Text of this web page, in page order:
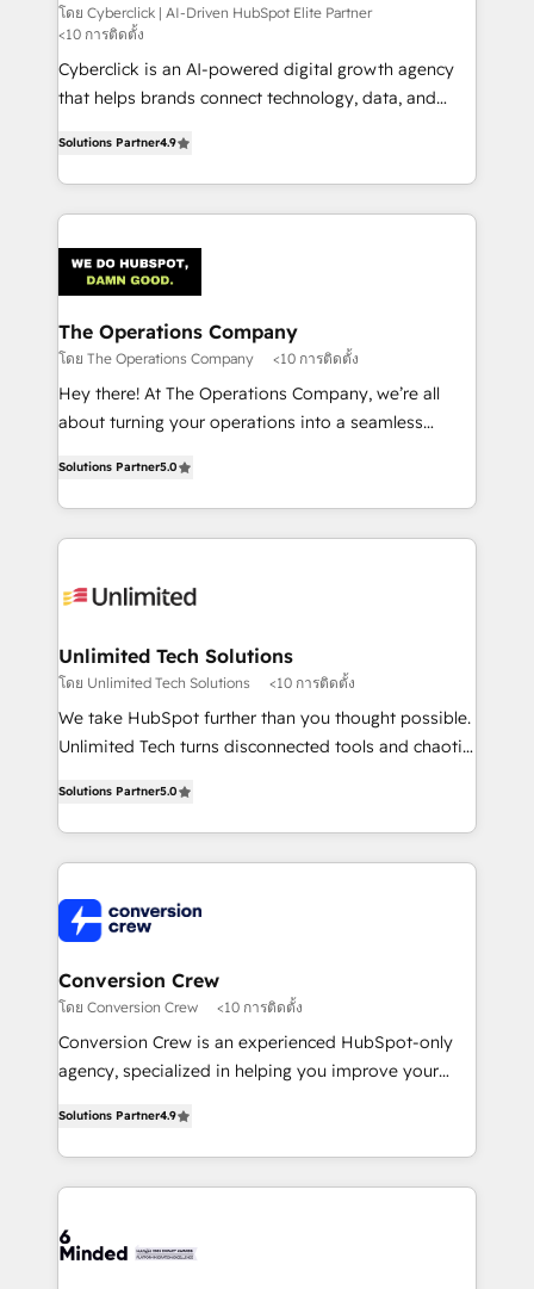
โดย Cyberclick | AI-Driven HubSpot Elite Partner
<10 การติดตั้ง
Cyberclick is an AI-powered digital growth agency
that helps brands connect technology, data, and
Barcelona and operating across Spain, LATAM, and
the UK, we support global companies in building
smarter marketing, sales, and customer success
Iberia (Spain & Portugal), we combine human insight
with intelligent automation to drive sustainable
growth. Our multidisciplinary team designs solutions
that simplify complexity, boost performance, and
turn innovation into real impact. 🌍 Highlights •
HubSpot Partner since 2012 • 2022 EMEA Impact
projects • Clients in 30+ industries • Proprietary
technology for integrations • Multilingual team:
Solutions Partner4.9
The Operations Company
โดย The Operations Company <10 การติดตั้ง
Hey there! At The Operations Company, we’re all
about turning your operations into a seamless
transforming complex systems into efficient,
scalable solutions that work across your entire
organization. We’re a unique blend of deep HubSpot
operational know-how. We know that no two
solutions. Instead, we dive in to understand your
needs, goals, and challenges to deliver solutions that
fit like a glove. We’re committed to being both
highly effective and fun to work with. We believe in
relationships. Your success is our success, and we’re
all in this together! From startup to enterprise, we’ll
what matters most: growing your business and
wowing your customers. Let’s make HubSpot work
Solutions Partner5.0
Unlimited Tech Solutions
โดย Unlimited Tech Solutions <10 การติดตั้ง
We take HubSpot further than you thought possible.
Unlimited Tech turns disconnected tools and chaotic
engine. We combine RevOps strategy with deep
technical execution to help teams scale faster—with
cleaner data, smarter automation, and more
Implementation & Migration · Native & Custom
Integrations · Custom Development · CPQ & FSM ·
Reporting & Analytics · GTM Architecture · Sales &
Marketing Enablement If you’re ready to elevate
HubSpot from “just your CRM” to your growth
infrastructure—let’s talk.
Solutions Partner5.0
Conversion Crew
โดย Conversion Crew <10 การติดตั้ง
Conversion Crew is an experienced HubSpot-only
agency, specialized in helping you improve your
Implementing HubSpot (CRM, Marketing, Sales,
Service and Operations) - Developing fast, good-
looking websites in the HubSpot CMS - Building
systems you use You need a clear method to reach
Solutions Partner4.9